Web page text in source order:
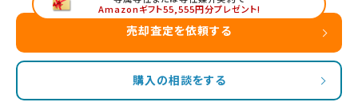
Amazonギフト55,555円分プレゼント!
売却査定を依頼する
購入の相談をする